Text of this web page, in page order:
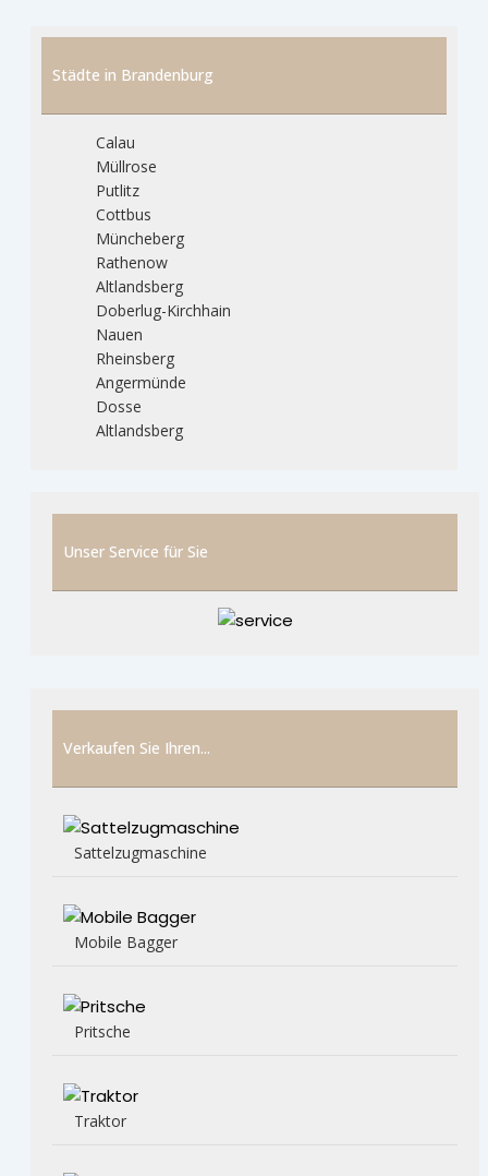
Städte in Brandenburg
Calau
Müllrose
Putlitz
Cottbus
Müncheberg
Rathenow
Altlandsberg
Doberlug-Kirchhain
Nauen
Rheinsberg
Angermünde
Dosse
Altlandsberg
Unser Service für Sie
Verkaufen Sie Ihren...
Sattelzugmaschine
Mobile Bagger
Pritsche
Traktor